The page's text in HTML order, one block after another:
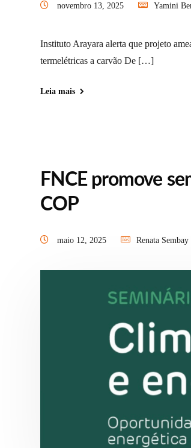
novembro 13, 2025 Yamini
Instituto Arayara alerta que projeto
termelétricas a carvão De […]
Leia mais
FNCE promove
COP
maio 12, 2025 Renata Sembay